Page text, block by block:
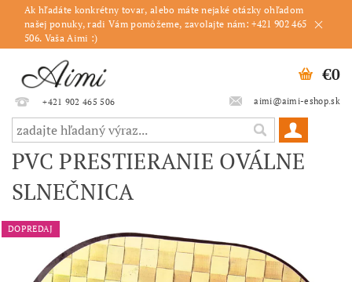
Ak hľadáte konkrétny tovar, alebo máte nejaké otázky ohľadom
našej ponuky, radi Vám pomôžeme, zavolajte nám: +421 902 465
506. Vaša Aimi :)
+421 902 465 506 aimi@aimi-eshop.sk
€0
PVC PRESTIERANIE OVÁLNE
SLNEČNICA
DOPREDAJ